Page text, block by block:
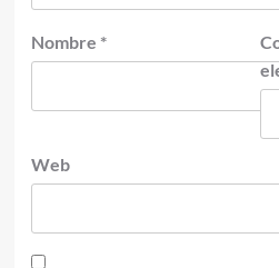
Nombre *
Web